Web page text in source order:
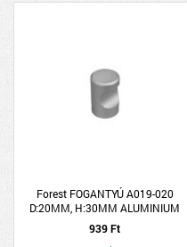
Forest FOGANTYÚ A019-020
D:20MM, H:30MM ALUMINIUM
939 Ft